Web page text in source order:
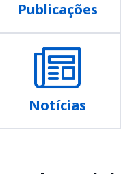
Publicações
Notícias